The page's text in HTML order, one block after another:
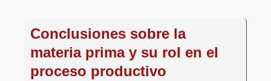
Conclusiones sobre la
materia prima y su rol en el
proceso productivo